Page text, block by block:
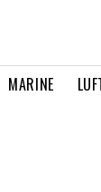
MARINE